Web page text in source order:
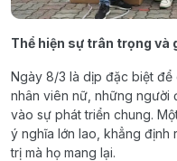
Thể hiện sự trân trọng và
Ngày 8/3 là dịp đặc biệt
nhân viên nữ, những
vào sự phát triển chung.
ý nghĩa lớn lao, khẳng định
trị mà họ mang lại.